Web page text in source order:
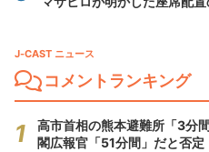
J-CAST ニュース
コメントランキング
高市首相の熊本避難所「3分
閣広報官「51分間」だと否定